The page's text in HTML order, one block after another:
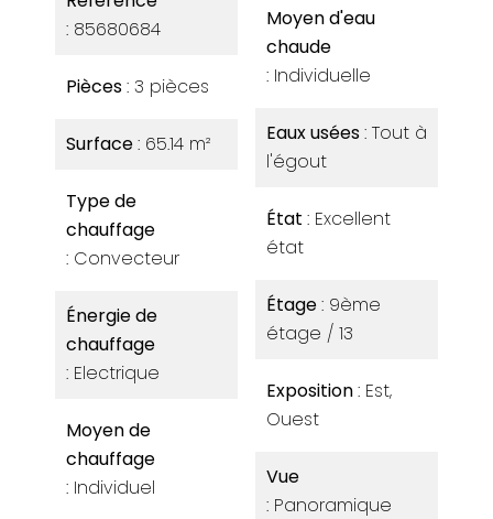
85680684
Pièces 3 pièces
Surface 65.14 m²
Type de
chauffage
Convecteur
Énergie de
chauffage
Electrique
Moyen de
chauffage
Individuel
Moyen d'eau
chaude
Individuelle
Eaux usées Tout à
l'égout
État Excellent
état
Étage 9ème
étage / 13
Exposition Est,
Ouest
Vue
Panoramique